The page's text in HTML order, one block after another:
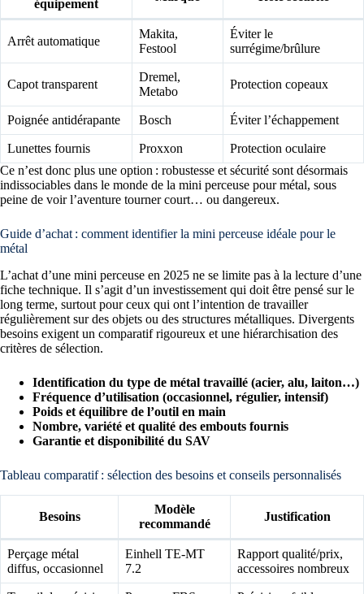
équipement
Arrêt automatique
Makita,
Festool
Éviter le
surrégime/brûlure
Capot transparent
Dremel,
Metabo
Protection copeaux
Poignée antidérapante Bosch Éviter l’échappement
Lunettes fournis Proxxon
Protection oculaire
Ce n’est donc plus une option : robustesse et sécurité sont désormais
indissociables dans le monde de la mini perceuse pour métal, sous
peine de voir l’aventure tourner court… ou dangereux.
Guide d’achat : comment identifier la mini perceuse idéale pour le
métal
L’achat d’une mini perceuse en 2025 ne se limite pas à la lecture d’une
fiche technique. Il s’agit d’un investissement qui doit être pensé sur le
long terme, surtout pour ceux qui ont l’intention de travailler
régulièrement sur des objets ou des structures métalliques. Divergents
besoins exigent un comparatif rigoureux et une hiérarchisation des
critères de sélection.
Identification du type de métal travaillé (acier, alu, laiton…)
Fréquence d’utilisation (occasionnel, régulier, intensif)
Poids et équilibre de l’outil en main
Nombre, variété et qualité des embouts fournis
Garantie et disponibilité du SAV
Tableau comparatif : sélection des besoins et conseils personnalisés
Besoins
Modèle
recommandé
Justification
Perçage métal
diffus, occasionnel
Einhell TE-MT
7.2
Rapport qualité/prix,
accessoires nombreux